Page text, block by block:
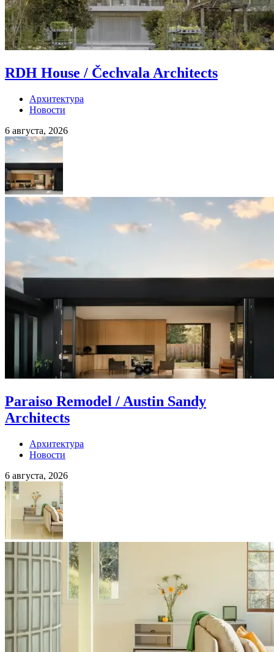
RDH House / Čechvala Architects
Архитектура
Новости
6 августа, 2026
Paraiso Remodel / Austin Sandy
Architects
Архитектура
Новости
6 августа, 2026